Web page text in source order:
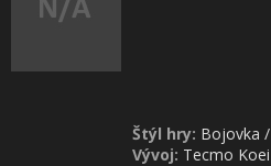
Štýl hry: Bojovka /
Vývoj: Tecmo Koei